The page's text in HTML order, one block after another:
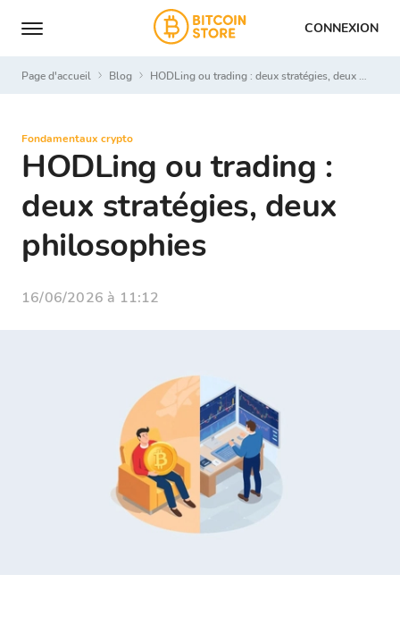
CONNEXION
Page d'accueil Blog HODLing ou trading : deux stratégies, deux philosophies
Fondamentaux crypto
HODLing ou trading :
deux stratégies, deux
philosophies
16/06/2026 à 11:12